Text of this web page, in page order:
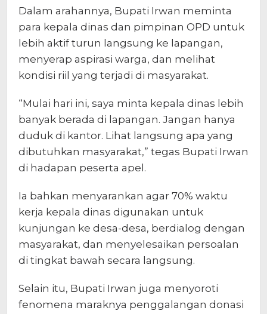
Dalam arahannya, Bupati Irwan meminta
para kepala dinas dan pimpinan OPD untuk
lebih aktif turun langsung ke lapangan,
menyerap aspirasi warga, dan melihat
kondisi riil yang terjadi di masyarakat.
“Mulai hari ini, saya minta kepala dinas lebih
banyak berada di lapangan. Jangan hanya
duduk di kantor. Lihat langsung apa yang
dibutuhkan masyarakat,” tegas Bupati Irwan
di hadapan peserta apel.
Ia bahkan menyarankan agar 70% waktu
kerja kepala dinas digunakan untuk
kunjungan ke desa-desa, berdialog dengan
masyarakat, dan menyelesaikan persoalan
di tingkat bawah secara langsung.
Selain itu, Bupati Irwan juga menyoroti
fenomena maraknya penggalangan donasi